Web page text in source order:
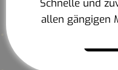
Schnelle und
allen gängigen